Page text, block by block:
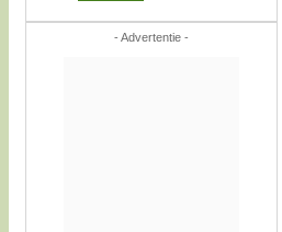
- Advertentie -